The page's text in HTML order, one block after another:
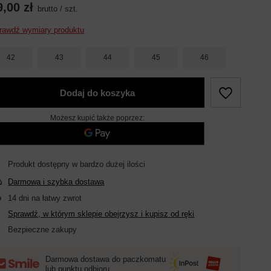
zł brutto /szt.
wymiary produktu
42 43 44 45 46
Dodaj do koszyka
Możesz kupić także poprzez:
Produkt dostępny w bardzo dużej ilości
Darmowa i szybka dostawa
14 dni na łatwy zwrot
Sprawdź, w którym sklepie obejrzysz i kupisz od ręki
Bezpieczne zakupy
Darmowa dostawa do paczkomatu
lub punktu odbioru